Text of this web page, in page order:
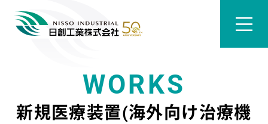
WORKS
新規医療装置(海外向け治療機